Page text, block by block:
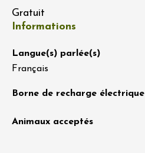
Gratuit
Informations
Langue(s) parlée(s)
Français
Borne de recharge électrique
Animaux acceptés